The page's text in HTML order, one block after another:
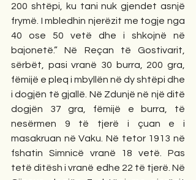
200 shtëpi, ku tani nuk gjendet asnjë
frymë. I mbledhin njerëzit me togje nga
40 ose 50 vetë dhe i shkojnë në
bajonetë.” Në Reçan të Gostivarit,
sërbët, pasi vranë 30 burra, 200 gra,
fëmijë e pleq i mbyllën në dy shtëpi dhe
i dogjën të gjallë. Në Zdunjë në një ditë
dogjën 37 gra, fëmijë e burra, të
nesërmen 9 të tjerë i çuan e i
masakruan në Vaku. Në tetor 1913 në
fshatin Simnicë vranë 18 vetë. Pas
tetë ditësh i vranë edhe 22 të tjerë. Në